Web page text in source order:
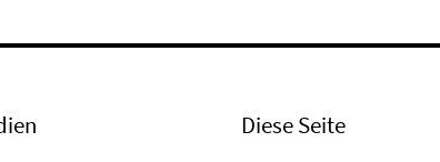
Diese Seite